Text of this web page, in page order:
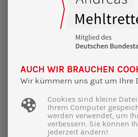
SV Kranzberg beim
SPD-Bundestagsfraktion
Leiterin der Abteilung Tennis
Vorsitzender des SV Kranzberg
ein!
AUCH WIR BRAUCHEN
Wir kümmern uns gut um Ihre
Cookies sind kleine
Ihrem Computer
werden verwendet, um
verbessern. Sie können
jederzeit ändern!